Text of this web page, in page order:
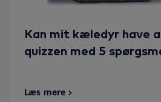
Kan mit kæledyr have
quizzen med 5
Læs mere